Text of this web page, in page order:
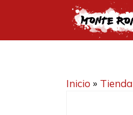
Inicio » Tienda